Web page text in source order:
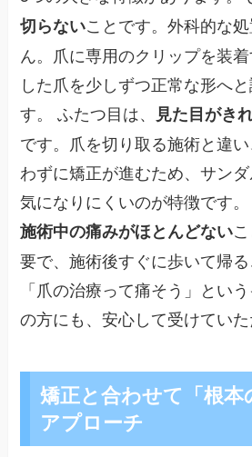
切らないことです。外科的な
ん。爪に専用のクリップを装
した爪を少しずつ正常な形へ
す。 ふたつ目は、 見た目がき
です。爪を切り取る施術と違
わずに矯正が進むため、サン
気になりにくいのが特徴です。
施術中の痛みがほとんどない
要で、施術後すぐに歩いて帰る
「爪の治療って痛そう」とい
の方にも、安心して受けていた
矯正と合わせて「根本
アプローチ